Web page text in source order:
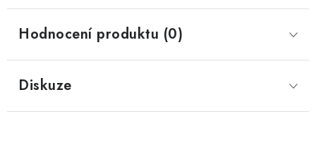
Hodnocení produktu (0)
Diskuze